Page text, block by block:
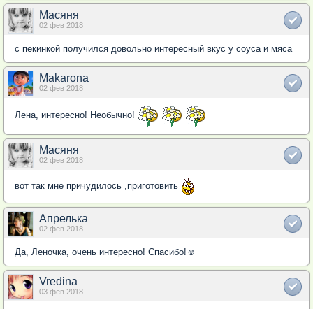
Масяня
02 фев 2018
с пекинкой получился довольно интересный вкус у соуса и мяса
Makarona
02 фев 2018
Лена, интересно! Необычно!
Масяня
02 фев 2018
вот так мне причудилось ,приготовить
Апрелька
02 фев 2018
Да, Леночка, очень интересно! Спасибо!☺
Vredina
03 фев 2018